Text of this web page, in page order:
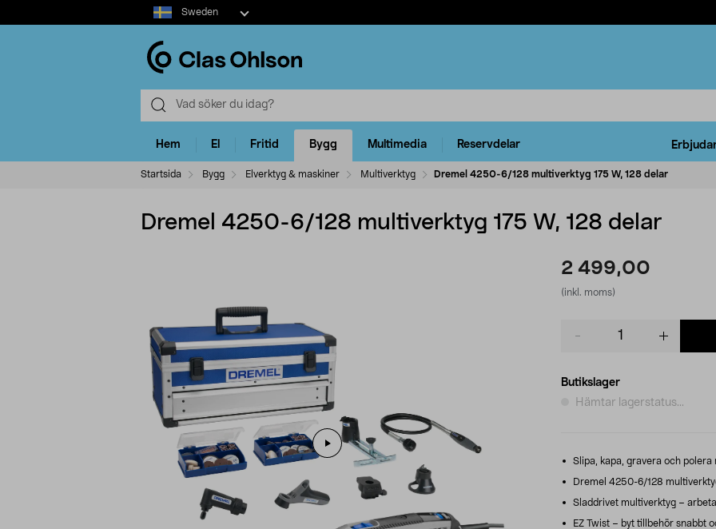
Select
market
Sweden
Hem El Fritid Bygg Multimedia Reservdelar
Startsida Bygg Elverktyg & maskiner Multiverktyg Dremel 4250-6/128 multiverktyg 175 W, 128 delar
Dremel 4250-6/128 multiverktyg 175 W, 128 delar
2 499,00
(inkl. moms)
Butikslager
Hämtar lagerstatus...
Slipa, kapa, gravera och polera
Dremel 4250-6/128
Sladdrivet multiverktyg –
EZ Twist – byt tillbehör snabbt